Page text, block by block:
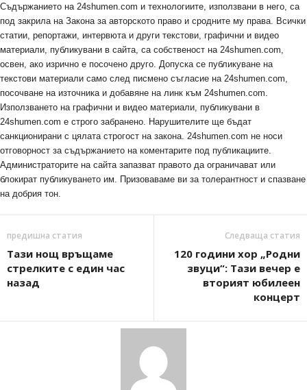
Съдържанието на 24shumen.com и технологиите, използвани в него, са
под закрила на Закона за авторското право и сродните му права. Всички
статии, репортажи, интервюта и други текстови, графични и видео
материали, публикувани в сайта, са собственост на 24shumen.com,
освен, ако изрично е посочено друго. Допуска се публикуване на
текстови материали само след писмено съгласие на 24shumen.com,
посочване на източника и добавяне на линк към 24shumen.com.
Използването на графични и видео материали, публикувани в
24shumen.com е строго забранено. Нарушителите ще бъдат
санкционирани с цялата строгост на закона. 24shumen.com не носи
отговорност за съдържанието на коментарите под публикациите.
Администраторите на сайта запазват правото да ограничават или
блокират публикуването им. Призоваваме ви за толерантност и спазване
на добрия тон.
предишна статия
Тази нощ връщаме
стрелките с един час
назад
Следваща статия
120 години хор „Родни
звуци“: Тази вечер е
вторият юбилеен
концерт